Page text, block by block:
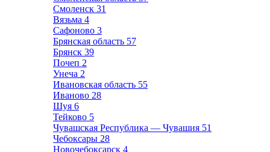
Смоленск 31
Вязьма 4
Сафоново 3
Брянская область 57
Брянск 39
Почеп 2
Унеча 2
Ивановская область 55
Иваново 28
Шуя 6
Тейково 5
Чувашская Республика — Чувашия 51
Чебоксары 28
Новочебоксарск 4